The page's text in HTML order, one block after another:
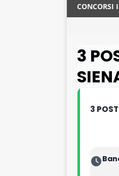
CONCORSI
3
3